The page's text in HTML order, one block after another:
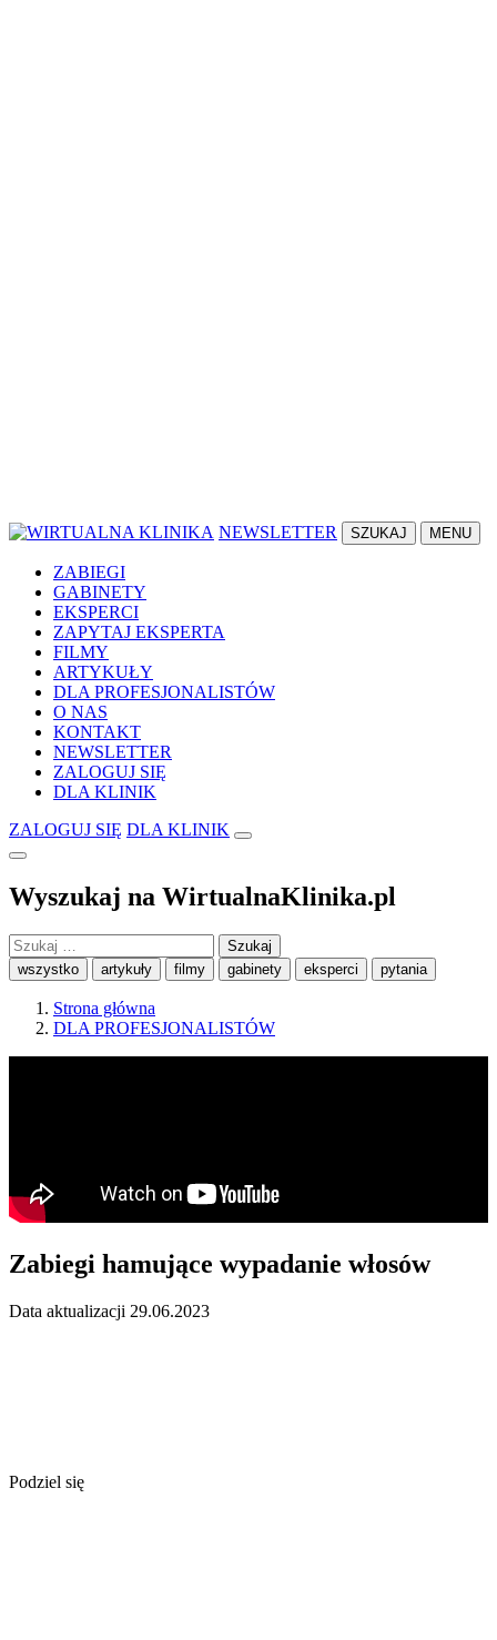
NEWSLETTER SZUKAJ MENU
ZABIEGI
GABINETY
EKSPERCI
ZAPYTAJ EKSPERTA
FILMY
ARTYKUŁY
DLA PROFESJONALISTÓW
O NAS
KONTAKT
NEWSLETTER
ZALOGUJ SIĘ
DLA KLINIK
ZALOGUJ SIĘ DLA KLINIK
Wyszukaj na WirtualnaKlinika.pl
Szukaj:
wszystko artykuły filmy gabinety eksperci pytania
Strona główna
DLA PROFESJONALISTÓW
Zabiegi hamujące wypadanie włosów
Data aktualizacji 29.06.2023
Podziel się